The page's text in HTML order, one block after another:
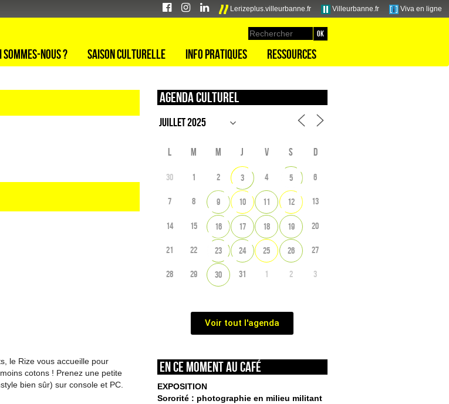
Lerizeplus.villeurbanne.fr Villeurbanne.fr Viva en ligne
sommes-nous ? Saison culturelle Info pratiques Ressources
le Rize vous accueille pour
cotons ! Prenez une petite
bien sûr) sur console et PC.
Agenda culturel
L M M J V S D
30 1 2 3 4 5 6
7 8 9 10 11 12 13
14 15 16 17 18 19 20
21 22 23 24 25 26 27
28 29 30 31 1 2 3
Voir tout l'agenda
En ce moment au café
EXPOSITION
Sororité : photographie en milieu militant